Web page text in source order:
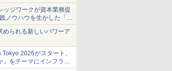
ッジワークが資本業務提
ノウハウを生かした「AI
を展開へ
められる新しいパワーア
2026がスタート、
」をテーマにインフラ運